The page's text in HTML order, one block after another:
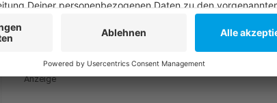
Stadtradeln mit Antenne Düsseldorf
Anzeige